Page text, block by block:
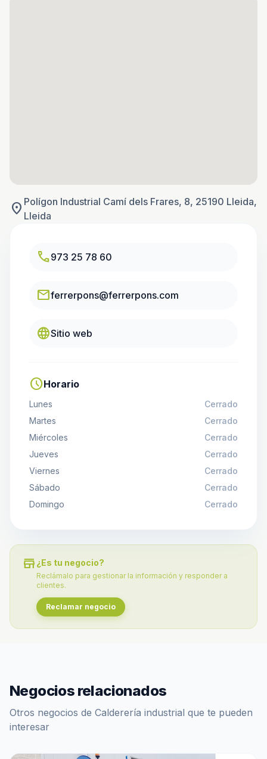
location_on Polígon Industrial Camí dels Frares, 8, 25190 Lleida,
Lleida
call973 25 78 60
emailferrerpons@ferrerpons.com
languageSitio web
scheduleHorario
Lunes
Cerrado
Martes
Cerrado
Miércoles
Cerrado
Jueves
Cerrado
Viernes
Cerrado
Sábado
Cerrado
Domingo
Cerrado
store ¿Es tu negocio?
Reclámalo para gestionar la información y responder a
clientes.
Reclamar negocio
Negocios relacionados
Otros negocios de Calderería industrial que te pueden
interesar